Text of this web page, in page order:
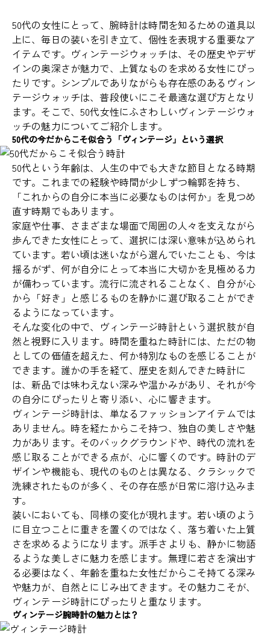
50代の女性にとって、腕時計は時間を知るための道具以
上に、毎日の装いを引き立て、個性を表現する重要なア
イテムです。ヴィンテージウォッチは、その歴史やデザ
インの奥深さが魅力で、上質なものを求める女性にぴっ
たりです。シンプルでありながらも存在感のあるヴィン
テージウォッチは、普段使いにこそ最適な選び方となり
ます。そこで、50代女性にふさわしいヴィンテージウォ
ッチの魅力についてご紹介します。
50代の今だからこそ似合う「ヴィンテージ」という選択
50代という年齢は、人生の中でも大きな節目となる時期
です。これまでの経験や時間が少しずつ輪郭を持ち、
「これからの自分に本当に必要なものは何か」を見つめ
直す時期でもあります。
家庭や仕事、さまざまな場面で周囲の人々を支えながら
歩んできた女性にとって、選択には深い意味が込められ
ています。若い頃は迷いながら選んでいたことも、今は
揺るがず、何が自分にとって本当に大切かを見極める力
が備わっています。流行に流されることなく、自分が心
から「好き」と感じるものを静かに選び取ることができ
るようになっています。
そんな変化の中で、ヴィンテージ時計という選択肢が自
然と視野に入ります。時間を重ねた時計には、ただの物
としての価値を超えた、何か特別なものを感じることが
できます。誰かの手を経て、歴史を刻んできた時計に
は、新品では味わえない深みや温かみがあり、それが今
の自分にぴったりと寄り添い、心に響きます。
ヴィンテージ時計は、単なるファッションアイテムでは
ありません。時を経たからこそ持つ、独自の美しさや魅
力があります。そのバックグラウンドや、時代の流れを
感じ取ることができる点が、心に響くのです。時計のデ
ザインや機能も、現代のものとは異なる、クラシックで
洗練されたものが多く、その存在感が日常に溶け込みま
す。
装いにおいても、同様の変化が現れます。若い頃のよう
に目立つことに重きを置くのではなく、落ち着いた上質
さを求めるようになります。派手さよりも、静かに物語
るような美しさに魅力を感じます。無理に若さを演出す
る必要はなく、年齢を重ねた女性だからこそ持てる深み
や魅力が、自然とにじみ出てきます。その魅力こそが、
ヴィンテージ時計にぴったりと重なります。
ヴィンテージ腕時計の魅力とは？